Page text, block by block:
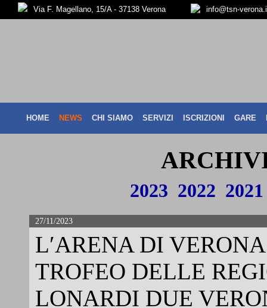
Via F. Magellano, 15/A - 37138 Verona info@tsn-
HOME NEWS CHI SIAMO SERVIZI ISCRIZIONI GARE
2023 2022 2021
27/11/2023
L′ARENA DI VERONA
TROFEO DELLE
LONARDI DUE